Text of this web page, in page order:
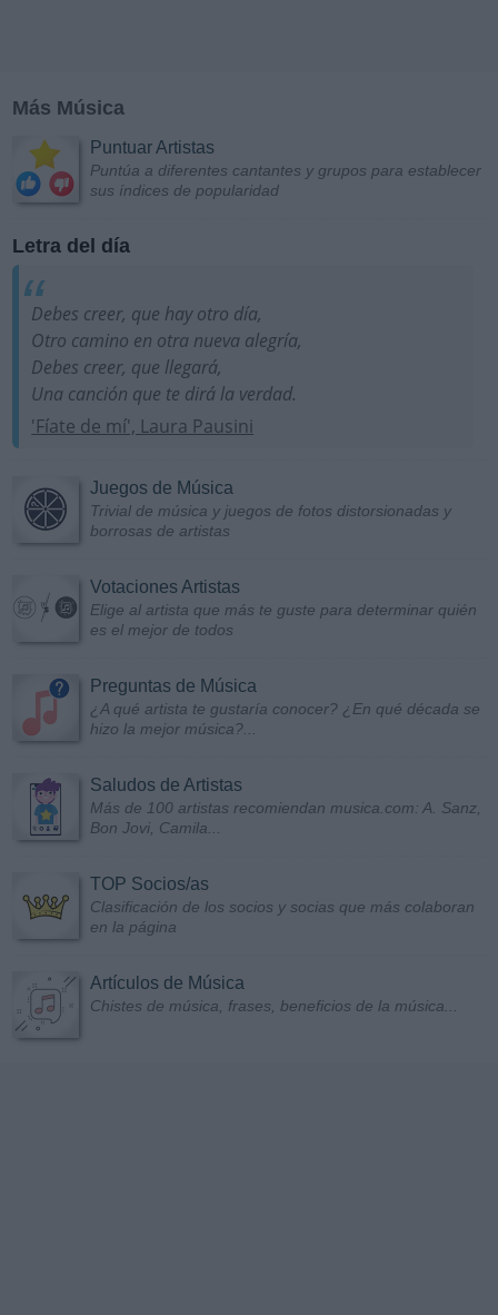
Más Música
Puntuar Artistas
Puntúa a diferentes cantantes y grupos para establecer
sus índices de popularidad
Letra del día
Debes creer, que hay otro día,
Otro camino en otra nueva alegría,
Debes creer, que llegará,
Una canción que te dirá la verdad.
'Fíate de mí', Laura Pausini
Juegos de Música
Trivial de música y juegos de fotos distorsionadas y
borrosas de artistas
Votaciones Artistas
Elige al artista que más te guste para determinar quién
es el mejor de todos
Preguntas de Música
¿A qué artista te gustaría conocer? ¿En qué década se
hizo la mejor música?...
Saludos de Artistas
Más de 100 artistas recomiendan musica.com: A. Sanz,
Bon Jovi, Camila...
TOP Socios/as
Clasificación de los socios y socias que más colaboran
en la página
Artículos de Música
Chistes de música, frases, beneficios de la música...